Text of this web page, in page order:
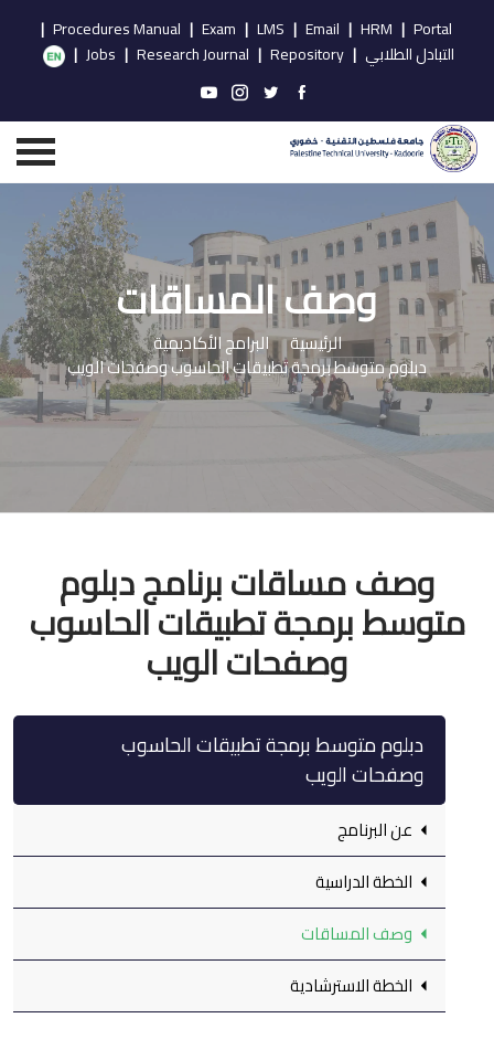
Portal
|
HRM
|
Email
|
LMS
|
Exam
|
Procedures Manual
|
التبادل الطلابي |
Repository
|
Research Journal
|
Jobs
|
وصف المساقات
الرئيسية البرامج الأكاديمية
دبلوم متوسط برمجة تطبيقات الحاسوب وصفحات الويب
وصف مساقات برنامج دبلوم
متوسط برمجة تطبيقات الحاسوب
وصفحات الويب
دبلوم متوسط برمجة تطبيقات الحاسوب
وصفحات الويب
عن البرنامج
الخطة الدراسية
وصف المساقات
الخطة الاسترشادية